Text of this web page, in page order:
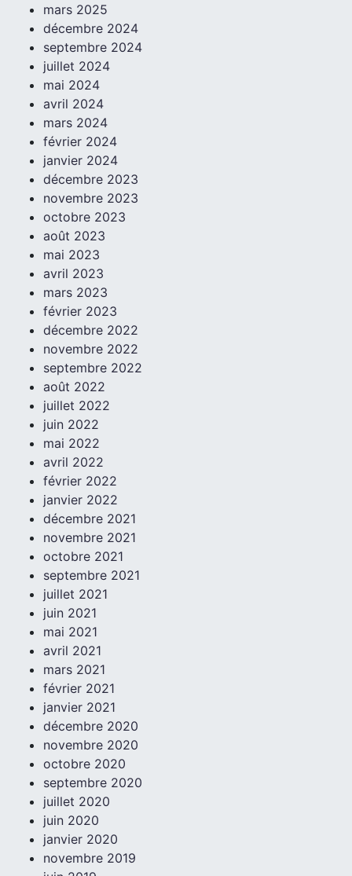
mars 2025
décembre 2024
septembre 2024
juillet 2024
mai 2024
avril 2024
mars 2024
février 2024
janvier 2024
décembre 2023
novembre 2023
octobre 2023
août 2023
mai 2023
avril 2023
mars 2023
février 2023
décembre 2022
novembre 2022
septembre 2022
août 2022
juillet 2022
juin 2022
mai 2022
avril 2022
février 2022
janvier 2022
décembre 2021
novembre 2021
octobre 2021
septembre 2021
juillet 2021
juin 2021
mai 2021
avril 2021
mars 2021
février 2021
janvier 2021
décembre 2020
novembre 2020
octobre 2020
septembre 2020
juillet 2020
juin 2020
janvier 2020
novembre 2019